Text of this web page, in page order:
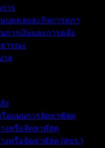
าร
บุคคลและกิจการสภา
การเงินและการคลัง
ารณะ
าล
ง
อแผนการจัดหาพัสดุ
งหรือจัดหาพัสดุ
งหรือจัดหาพัสดุ (สขร.)